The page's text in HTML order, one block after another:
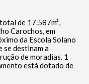
de 17.587m²,
Carochos, em
da Escola Solano
se destinam a
de moradias. 1
está dotado de